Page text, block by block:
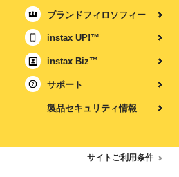
ブランドフィロソフィー
instax UP!™
instax Biz™
サポート
製品セキュリティ情報
サイトご利用条件